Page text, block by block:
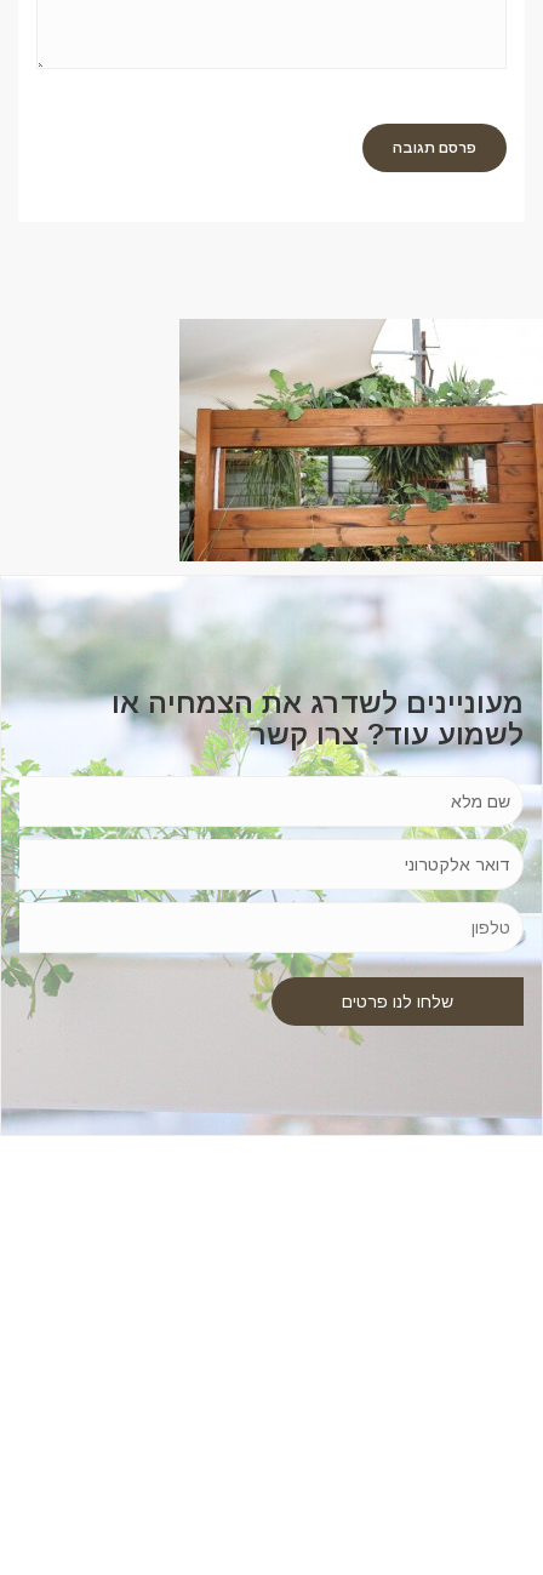
מעוניינים לשדרג את הצמחיה או
לשמוע עוד? צרו קשר